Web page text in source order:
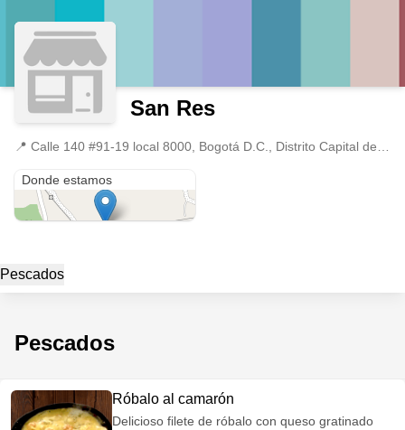
San Res
📍
Donde estamos
Pescados
Pescados
Róbalo al camarón
Delicioso filete de róbalo con queso gratinado